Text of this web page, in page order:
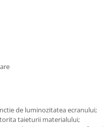
de luminozitatea ecranului;
taieturii materialului;